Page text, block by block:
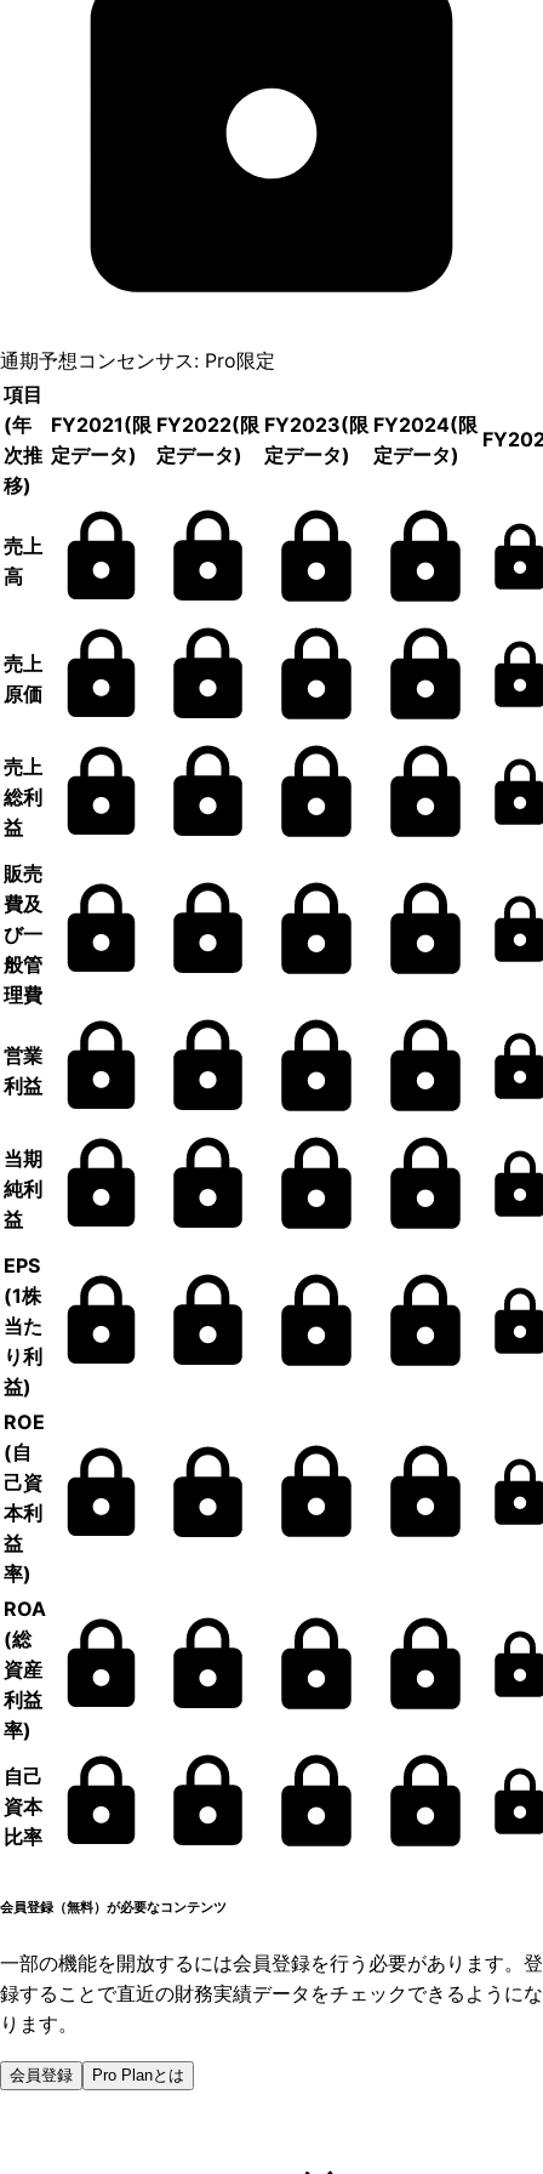
通期予想コンセンサス: Pro限定
項目
(年
次推
移)
FY2021(限
定データ)
FY2022(限
定データ)
FY2023(限
定データ)
FY2024(限
定データ)
売上
高
売上
原価
売上
総利
益
販売
費及
び一
般管
理費
営業
利益
当期
純利
益
EPS
(1株
当た
り利
益)
ROE
(自
己資
本利
益
率)
ROA
(総
資産
利益
率)
自己
資本
比率
会員登録（無料）が必要なコンテンツ
一部の機能を開放するには会員登録を行う必要があります。登
録することで直近の財務実績データをチェックできるようにな
ります。
会員登録 Pro Planとは